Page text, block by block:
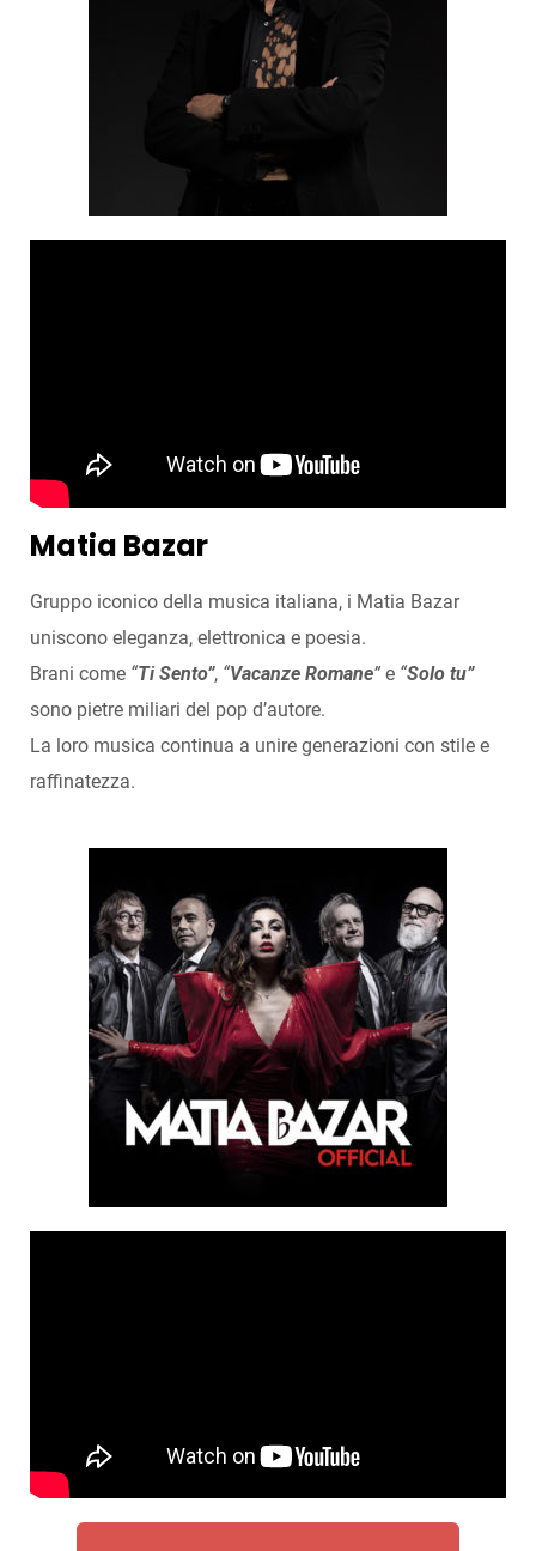
Matia Bazar
Gruppo iconico della musica italiana, i Matia Bazar
uniscono eleganza, elettronica e poesia.
Brani come “Ti Sento”, “Vacanze Romane” e “Solo tu”
sono pietre miliari del pop d’autore.
La loro musica continua a unire generazioni con stile e
raffinatezza.